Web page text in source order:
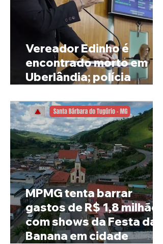
Vereador Edinho é
encontrado morto em
Uberlândia; polícia
MPMG tenta barrar
gastos de R$ 1,8 milhão
com shows da Festa da
Banana em cidade